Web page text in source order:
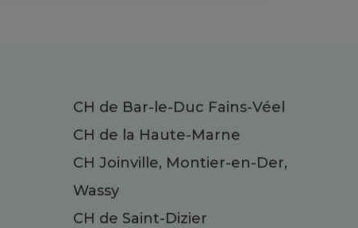
CH de Bar-le-Duc Fains-Véel
CH de la Haute-Marne
CH Joinville, Montier-en-Der,
Wassy
CH de Saint-Dizier